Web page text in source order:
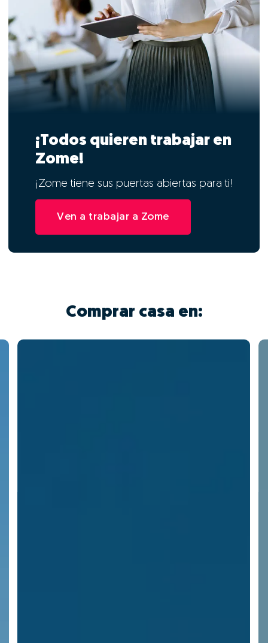
¡Todos quieren trabajar en
Zome!
¡Zome tiene sus puertas abiertas para ti!
Ven a trabajar a Zome
Comprar casa en: